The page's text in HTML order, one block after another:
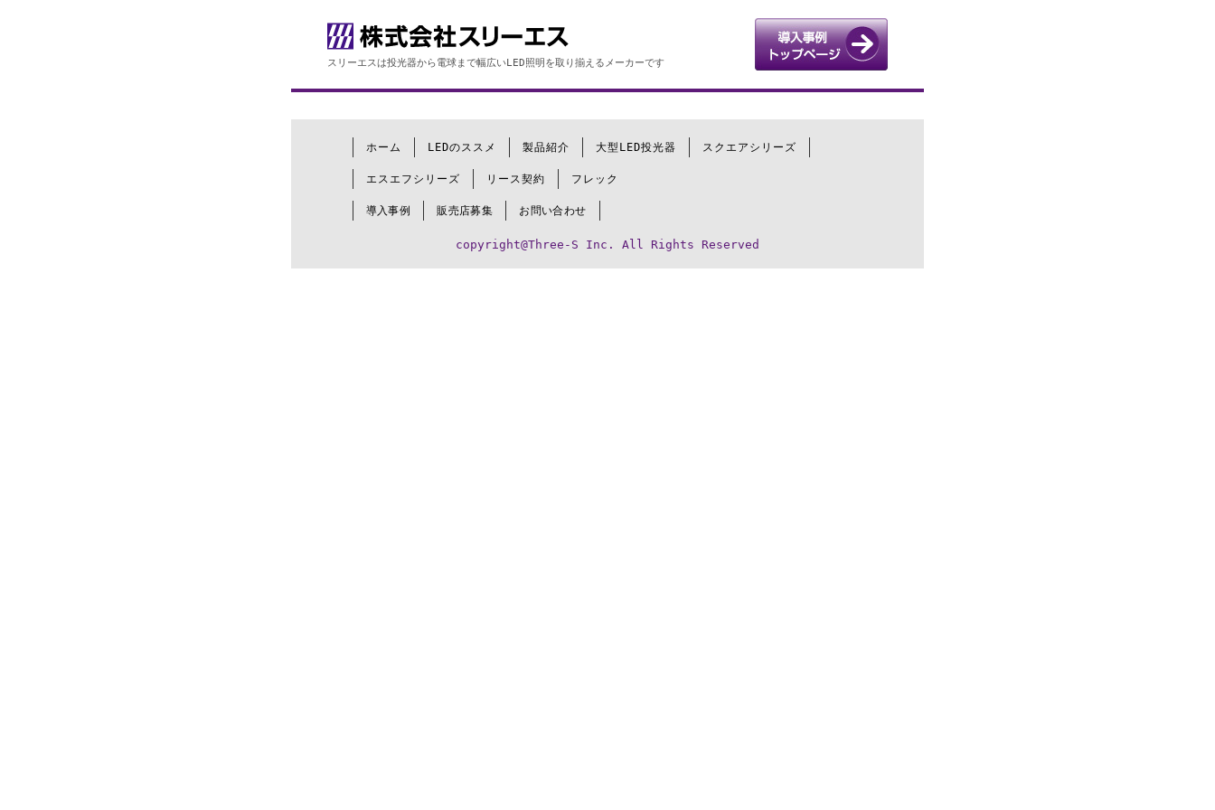
スリーエスは投光器から電球まで幅広いLED照明を取り揃えるメーカーです
ホーム LEDのススメ 製品紹介 大型LED投光器 スクエアシリーズ
エスエフシリーズ リース契約 フレック
導入事例 販売店募集 お問い合わせ
copyright@Three-S Inc. All Rights Reserved